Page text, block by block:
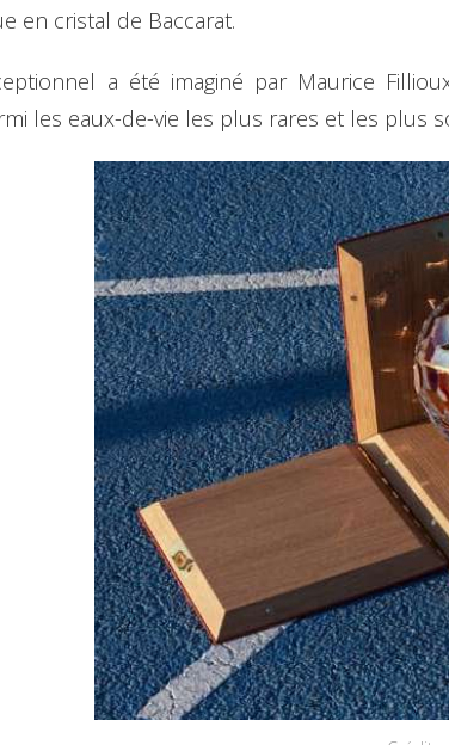
en cristal de Baccarat.
a été imaginé par Maurice
les eaux-de-vie les plus rares et les plus